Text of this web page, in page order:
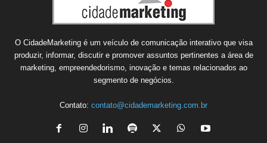
O CidadeMarketing é um veículo de comunicação interativo que visa
produzir, informar, discutir e promover assuntos pertinentes a área de
marketing, empreendedorismo, inovação e temas relacionados ao
segmento de negócios.
Contato: contato@cidademarketing.com.br